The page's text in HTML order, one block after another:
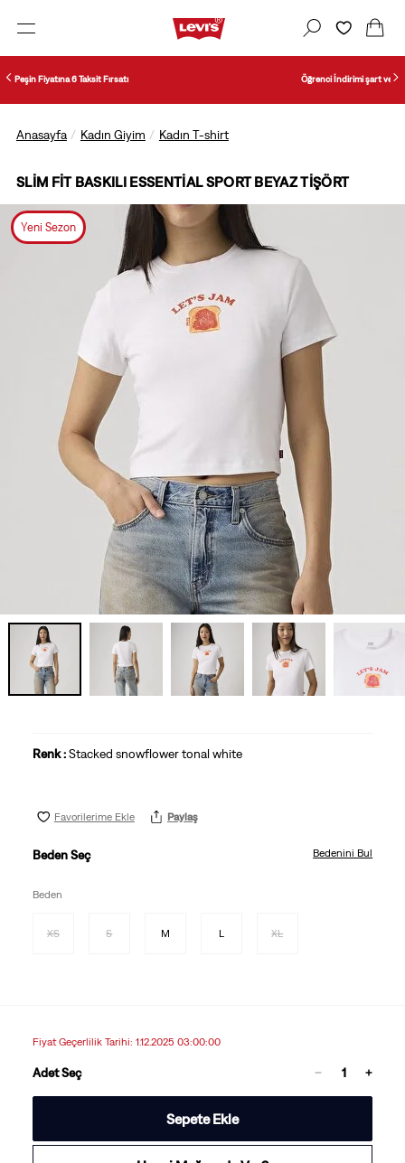
Öğrenci İndirimi şart ve koşullarını öğrenmek için tıklayın.
Anasayfa Kadın Giyim Kadın T-shirt
SLIM FIT BASKILI ESSENTIAL SPORT BEYAZ TIŞÖRT
Yeni Sezon
1/7
Renk :Stacked snowflower tonal white
Favorilerime Ekle Paylaş
Beden Seç Bedenini Bul
Beden
XS S M L XL
Fiyat Geçerlilik Tarihi: 1.12.2025 03:00:00
Adet Seç
Sepete Ekle